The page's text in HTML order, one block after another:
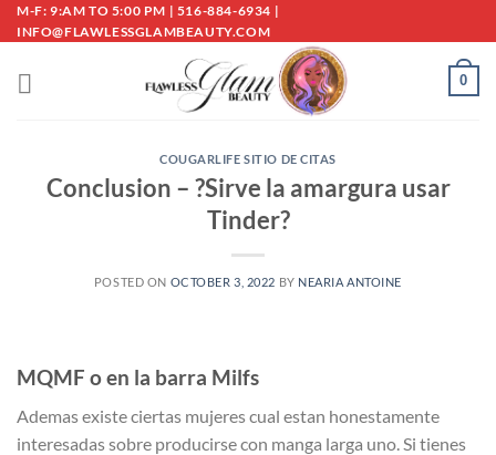
Skip
to
M-F: 9:AM TO 5:00 PM | 516-884-6934 |
INFO@FLAWLESSGLAMBEAUTY.COM
0
COUGARLIFE SITIO DE CITAS
Conclusion – ?Sirve la amargura usar
Tinder?
POSTED ON OCTOBER 3, 2022 BY NEARIA ANTOINE
MQMF o en la barra Milfs
Ademas existe ciertas mujeres cual estan honestamente
interesadas sobre producirse con manga larga uno. Si tienes